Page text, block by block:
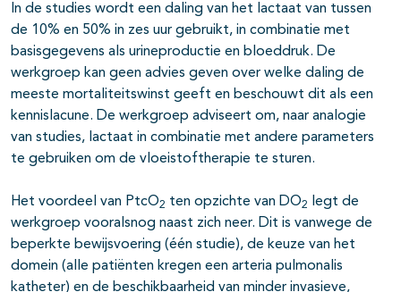
In de studies wordt een daling van het lactaat van tussen
de 10% en 50% in zes uur gebruikt, in combinatie met
basisgegevens als urineproductie en bloeddruk. De
werkgroep kan geen advies geven over welke daling de
meeste mortaliteitswinst geeft en beschouwt dit als een
kennislacune. De werkgroep adviseert om, naar analogie
van studies, lactaat in combinatie met andere parameters
te gebruiken om de vloeistoftherapie te sturen.
Het voordeel van PtcO2 ten opzichte van DO2
legt de
werkgroep vooralsnog naast zich neer. Dit is vanwege de
beperkte bewijsvoering (één studie), de keuze van het
domein (alle patiënten kregen een arteria pulmonalis
katheter) en de beschikbaarheid van minder invasieve,